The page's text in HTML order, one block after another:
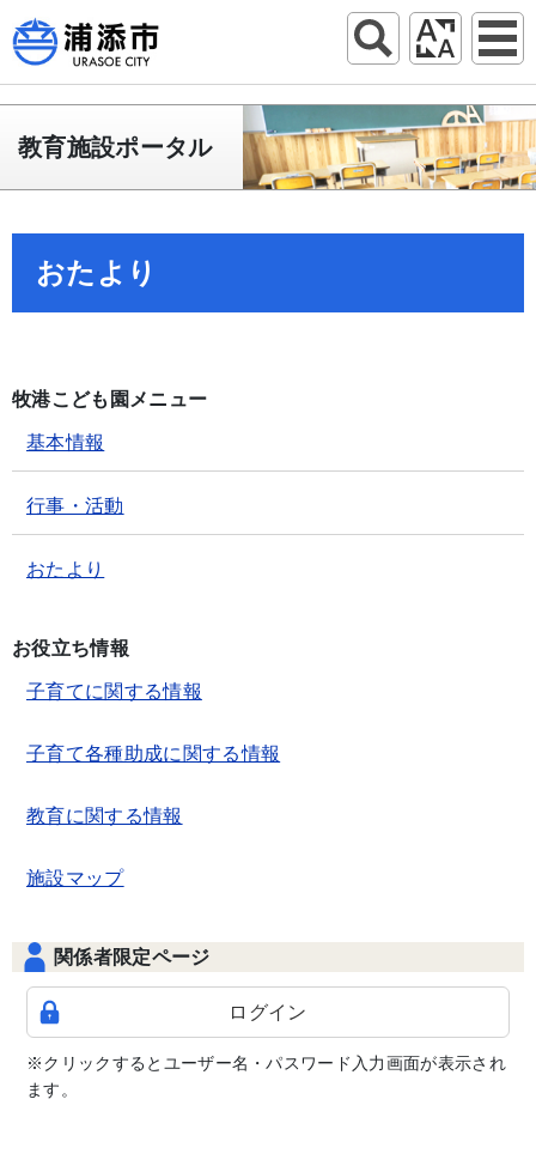
教育施設ポータル
おたより
牧港こども園メニュー
基本情報
行事・活動
おたより
お役立ち情報
子育てに関する情報
子育て各種助成に関する情報
教育に関する情報
施設マップ
関係者限定ページ
ログイン
※クリックするとユーザー名・パスワード入力画面が表示され
ます。